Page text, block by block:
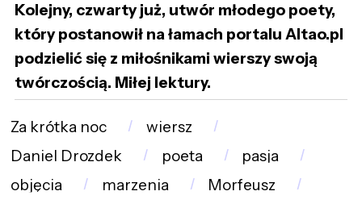
Kolejny, czwarty już, utwór młodego poety,
który postanowił na łamach portalu Altao.pl
podzielić się z miłośnikami wierszy swoją
twórczością. Miłej lektury.
Za krótka noc
wiersz
Daniel Drozdek
poeta
pasja
objęcia
marzenia Morfeusz